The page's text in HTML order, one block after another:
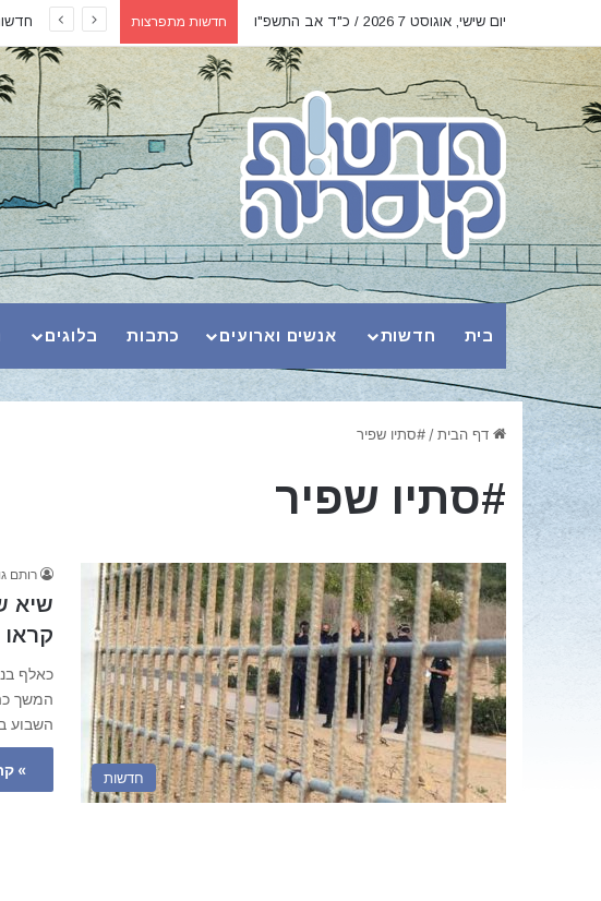
יום שישי, אוגוסט 7 2026 / כ"ד אב התשפ"ו חדשות מתפרצות חדשות
בית חדשות אנשים וארועים כתבות בלוגים
דף הבית/ #סתיו שפיר
#סתיו שפיר
חדשות
רותם
שיא
כאלף
המשך
השבוע
»